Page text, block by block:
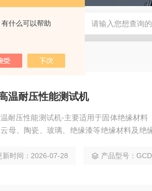
什么可以帮助
电压击穿试验仪-微机控制 GCDDJ-
温耐压性能测试机
耐压性能测试机-主要适用于固体绝缘材料
母、陶瓷、玻璃、绝缘漆等绝缘材料及绝
新时间：2026-07-28 产品型号：